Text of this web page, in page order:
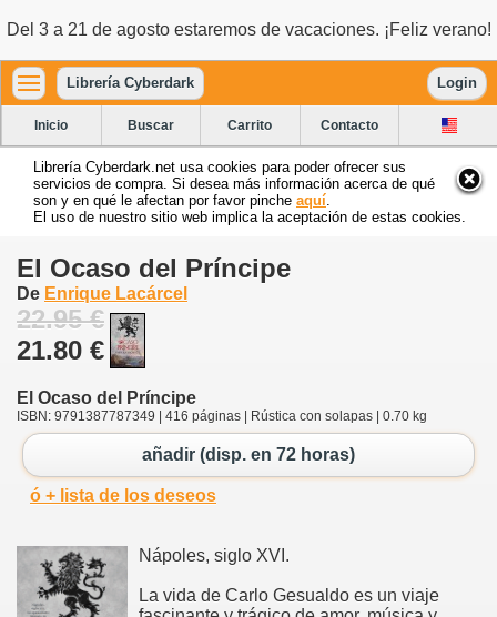
Del 3 a 21 de agosto estaremos de vacaciones. ¡Feliz verano!
Librería Cyberdark Login
Inicio Buscar Carrito Contacto
Librería Cyberdark.net usa cookies para poder ofrecer sus
servicios de compra. Si desea más información acerca de qué
son y en qué le afectan por favor pinche aquí
El uso de nuestro sitio web implica la aceptación de estas cookies.
El Ocaso del Príncipe
De Enrique Lacárcel
22.95 €
21.80 €
El Ocaso del Príncipe
ISBN: 9791387787349 | 416 páginas | Rústica con solapas | 0.70 kg
añadir (disp. en 72 horas)
ó + lista de los deseos
Nápoles, siglo XVI.
La vida de Carlo Gesualdo es un viaje